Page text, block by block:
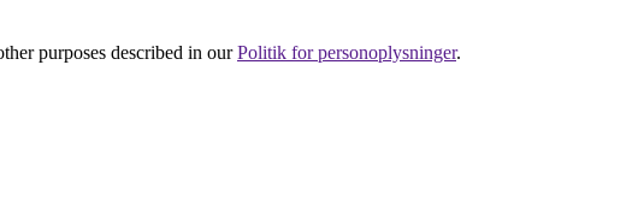
purposes described in ourPolitik for personoplysninger.